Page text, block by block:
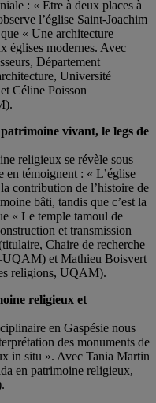
: « Être à deux places à
l’église Saint-Joachim
« Une architecture
églises modernes. Avec
Département
Université
Céline Poisson
vivant, le legs de
religieux se révèle sous
en témoignent : « L’église
contribution de l’histoire de
bâti, tandis que c’est la
« Le temple tamoul de
et transmission
Chaire de recherche
et Mathieu Boisvert
religions, UQAM).
religieux et
en Gaspésie nous
des monuments de
in situ ». Avec Tania Martin
en patrimoine religieux,